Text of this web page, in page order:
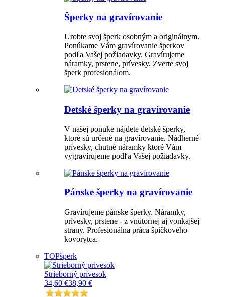
Šperky na gravírovanie
Urobte svoj šperk osobným a originálnym.
Ponúkame Vám gravírovanie šperkov
podľa Vašej požiadavky. Gravírujeme
náramky, prstene, prívesky. Zverte svoj
šperk profesionálom.
Detské šperky na gravírovanie
V našej ponuke nájdete detské šperky,
ktoré sú určené na gravírovanie. Nádherné
prívesky, chutné náramky ktoré Vám
vygravírujeme podľa Vašej požiadavky.
Pánske šperky na gravírovanie
Gravírujeme pánske šperky. Náramky,
prívesky, prstene - z vnútornej aj vonkajšej
strany. Profesionálna práca špičkového
kovorytca.
TOPšperk
Strieborný prívesok
34,60 €38,90 €